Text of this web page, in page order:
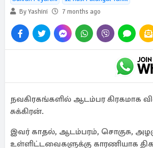
By Yashini
7 months ago
நவகிரகங்களில் ஆடம்பர கிரகமாக
சுக்கிரன்.
இவர் காதல், ஆடம்பரம், சொகுசு,
உள்ளிட்டவைகளுக்கு காரணியாக